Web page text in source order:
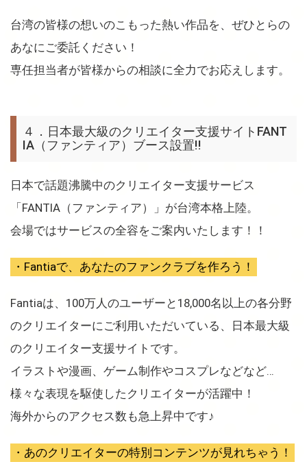
台湾の皆様の想いのこもった熱い作品を、ぜひとらの
あなにご委託ください！
専任担当者が皆様からの相談に全力でお応えします。
４．日本最大級のクリエイター支援サイトFANT
IA（ファンティア）ブース設置!!
日本で話題沸騰中のクリエイター支援サービス
「FANTIA（ファンティア）」が台湾本格上陸。
会場ではサービスの全容をご案内いたします！！
・Fantiaで、あなたのファンクラブを作ろう！
Fantiaは、100万人のユーザーと18,000名以上の各分野
のクリエイターにご利用いただいている、日本最大級
のクリエイター支援サイトです。
イラストや漫画、ゲーム制作やコスプレなどなど…
様々な表現を駆使したクリエイターが活躍中！
海外からのアクセス数も急上昇中です♪
・あのクリエイターの特別コンテンツが見れちゃう！